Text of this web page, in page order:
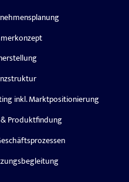
inkl. Marktpositionierung
Produktfindung